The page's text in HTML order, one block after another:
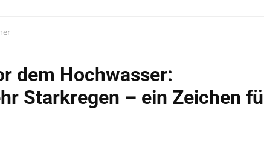
dem Hochwasser:
Starkregen – ein Zeichen